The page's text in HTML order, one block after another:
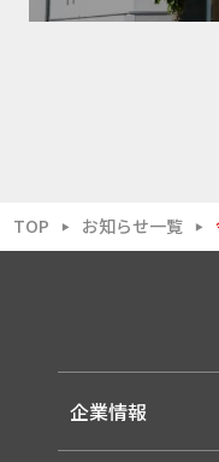
TOP ▶ お知らせ一覧 ▶
企業情報
-メッセージ・理